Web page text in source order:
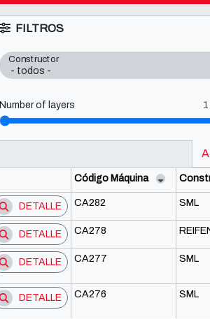
FILTROS
Constructor
Number of layers
Código Máquina
DETALLE CA282 SML
DETALLE CA278
DETALLE CA277 SML
DETALLE CA276 SML